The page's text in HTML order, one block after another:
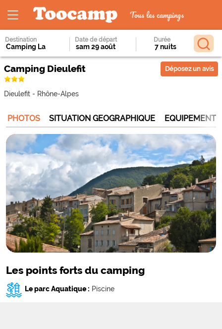
Tous les campings
Destination Date de départ Durée
Camping Dieulefit
Dieulefit - Rhône-Alpes
Déposez un avis
PHOTOS SITUATION GEOGRAPHIQUE
Les points forts du camping
Le parc Aquatique : Piscine